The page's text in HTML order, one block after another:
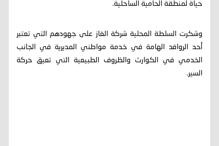
حياة لمنطقة الحامية الساحلية.
وشكرت السلطة المحلية شركة الغاز على جهودهم التي تعتبر
أحد الروافد الهامة في خدمة مواطني المديرية في الجانب
الخدمي في الكوارث والظروف الطبيعية التي تعيق حركة
السير.